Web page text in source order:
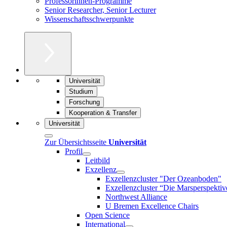
Senior Researcher, Senior Lecturer
Wissenschaftsschwerpunkte
Universität
Studium
Forschung
Kooperation & Transfer
Universität
Zur Übersichtsseite Universität
Profil
Leitbild
Exzellenz
Exzellenzcluster "Der Ozeanboden"
Exzellenzcluster “Die
Northwest Alliance
U Bremen Excellence Chairs
Open Science
International